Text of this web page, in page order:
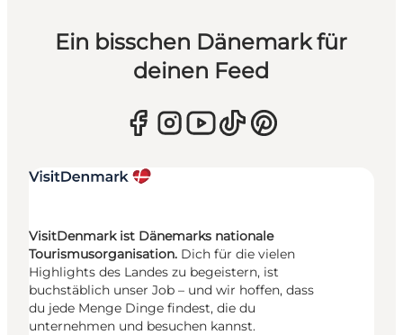
Ein bisschen Dänemark für
deinen Feed
VisitDenmark ist Dänemarks nationale
Tourismusorganisation. Dich für die vielen
Highlights des Landes zu begeistern, ist
buchstäblich unser Job – und wir hoffen, dass
du jede Menge Dinge findest, die du
unternehmen und besuchen kannst.